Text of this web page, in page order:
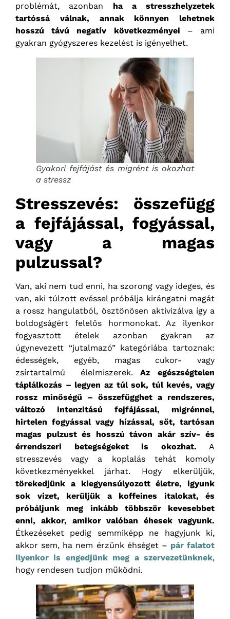
problémát, azonban ha a stresszhelyzetek
tartóssá válnak, annak könnyen lehetnek
hosszú távú negatív következményei – ami
gyakran gyógyszeres kezelést is igényelhet.
Gyakori fejfájást és migrént is okozhat
a stressz
Stresszevés: összefügg
a fejfájással, fogyással,
vagy a magas
pulzussal?
Van, aki nem tud enni, ha szorong vagy ideges, és
van, aki túlzott evéssel próbálja kirángatni magát
a rossz hangulatból, ösztönösen aktivizálva így a
boldogságért felelős hormonokat. Az ilyenkor
fogyasztott ételek azonban gyakran az
úgynevezett “jutalmazó” kategóriába tartoznak:
édességek, egyéb, magas cukor- vagy
zsírtartalmú élelmiszerek.Az egészségtelen
táplálkozás – legyen az túl sok, túl kevés, vagy
rossz minőségű – összefügghet a rendszeres,
változó intenzitású fejfájással, migrénnel,
hirtelen fogyással vagy hízással, sőt, tartósan
magas pulzust és hosszú távon akár szív- és
érrendszeri betegségeket is okozhat. A
stresszevés vagy a koplalás tehát komoly
következményekkel járhat. Hogy elkerüljük,
törekedjünk a kiegyensúlyozott életre, igyunk
sok vizet, kerüljük a koffeines italokat, és
próbáljunk meg inkább többször kevesebbet
enni, akkor, amikor valóban éhesek vagyunk.
Étkezéseket pedig semmiképp ne hagyjunk ki,
akkor sem, ha nem érzünk éhséget – pár falatot
ilyenkor is engedjünk meg a szervezetünknek,
hogy rendesen tudjon működni.